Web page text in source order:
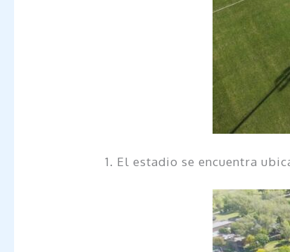
1. El estadio se encuentra